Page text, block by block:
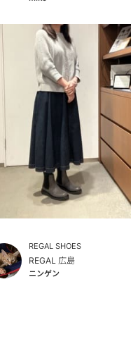
REGAL SHOES
REGAL 広島
ニンゲン